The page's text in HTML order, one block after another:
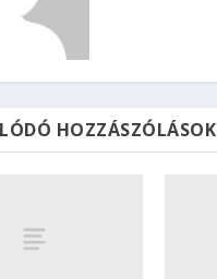
HOZZÁSZÓLÁSOK